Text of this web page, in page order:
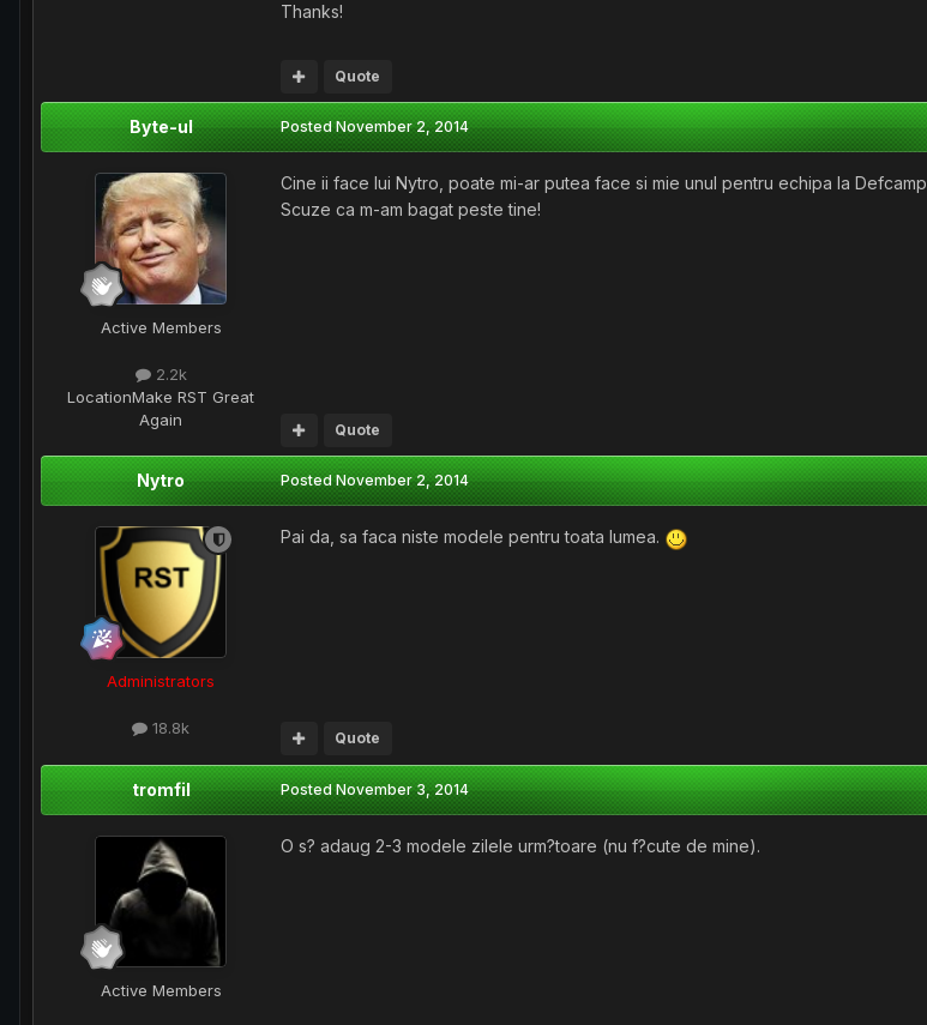
Thanks!
Quote
Byte-ul
Active Members
2.2k
LocationMake RST Great
Again
PostedNovember 2, 2014
Cine ii face lui Nytro, poate mi-ar putea face si mie unul pentru echipa la Defcamp
Scuze ca m-am bagat peste tine!
Quote
Nytro
Administrators
18.8k
PostedNovember 2, 2014
Pai da, sa faca niste modele pentru toata lumea.
Quote
tromfil
Active Members
PostedNovember 3, 2014
O s? adaug 2-3 modele zilele urm?toare (nu f?cute de mine).